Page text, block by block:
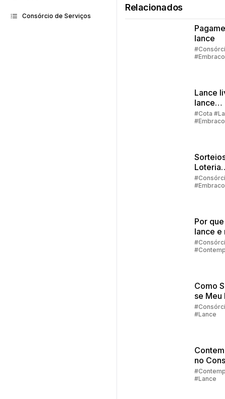
Consórcio de Serviços
Relacionados
lance
Lance
lance
#Cota
Loteria
Federal:
grupos
Por
lance e
no
Como
se Meu
Fixo foi
#Lance
no
Parte
de
#Lance